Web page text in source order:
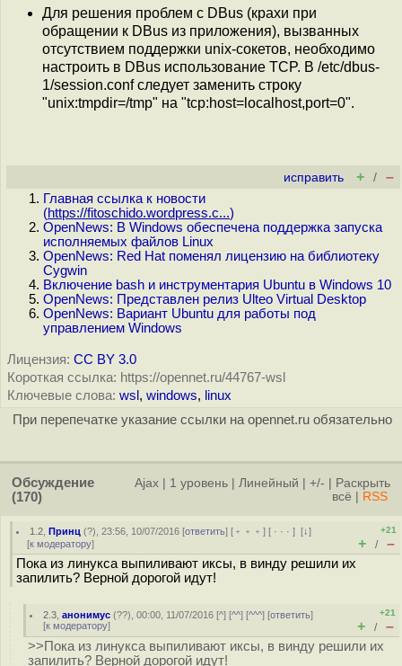
Для решения проблем с DBus (крахи при
обращении к DBus из приложения), вызванных
отсутствием поддержки unix-сокетов, необходимо
настроить в DBus использование TCP. В /etc/dbus-
1/session.conf следует заменить строку
"unix:tmpdir=/tmp" на "tcp:host=localhost,port=0".
исправить + / –
Главная ссылка к новости
(https://fitoschido.wordpress.c...)
OpenNews: В Windows обеспечена поддержка запуска
исполняемых файлов Linux
OpenNews: Red Hat поменял лицензию на библиотеку
Cygwin
Включение bash и инструментария Ubuntu в Windows 10
OpenNews: Представлен релиз Ulteo Virtual Desktop
OpenNews: Вариант Ubuntu для работы под
управлением Windows
Лицензия: CC BY 3.0
Короткая ссылка: https://opennet.ru/44767-wsl
Ключевые слова: wsl , windows, linux
При перепечатке указание ссылки на opennet.ru обязательно
Обсуждение
(170)
Ajax 1 уровень Линейный +/-
Раскрыть
всё
RSS
1.2 ,Принц (?), 23:56, 10/07/2016 [ответить] [ ﹢﹢﹢] [ · · ·][↓]
[к модератору]
+21
+ / –
Пока из линукса выпиливают иксы, в винду решили их
запилить? Верной дорогой идут!
2.3 ,анонимус (??), 00:00, 11/07/2016 [^] [^^] [^^^] [ответить]
[к модератору]
+21
+ / –
>>Пока из линукса выпиливают иксы, в винду решили их
запилить? Верной дорогой идут!